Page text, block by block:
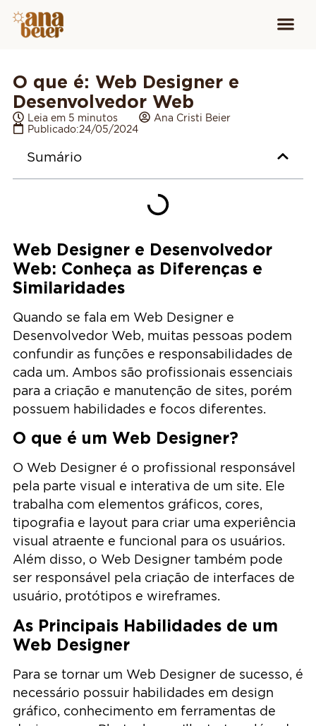
O que é: Web Designer e
Desenvolvedor Web
Leia em 5 minutos
Ana Cristi Beier
Publicado:24/05/2024
Sumário
Web Designer e Desenvolvedor
Web: Conheça as Diferenças e
Similaridades
Quando se fala em Web Designer e
Desenvolvedor Web, muitas pessoas podem
confundir as funções e responsabilidades de
cada um. Ambos são profissionais essenciais
para a criação e manutenção de sites, porém
possuem habilidades e focos diferentes.
O que é um Web Designer?
O Web Designer é o profissional responsável
pela parte visual e interativa de um site. Ele
trabalha com elementos gráficos, cores,
tipografia e layout para criar uma experiência
visual atraente e funcional para os usuários.
Além disso, o Web Designer também pode
ser responsável pela criação de interfaces de
usuário, protótipos e wireframes.
As Principais Habilidades de um
Web Designer
Para se tornar um Web Designer de sucesso, é
necessário possuir habilidades em design
gráfico, conhecimento em ferramentas de